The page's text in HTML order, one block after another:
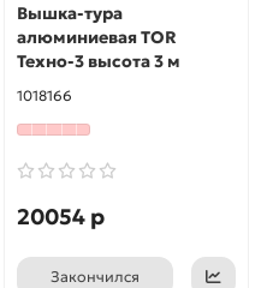
Вышка-тура
алюминиевая TOR
Техно-3 высота 3 м
1018166
20054 р
Закончился